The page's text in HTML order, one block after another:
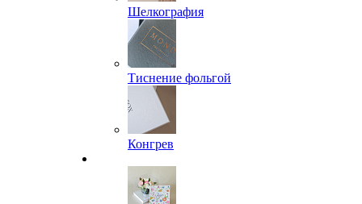
Шелкография
Тиснение фольгой
Конгрев